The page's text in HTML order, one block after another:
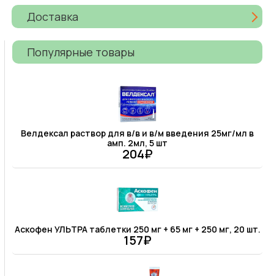
Доставка
Популярные товары
Велдексал раствор для в/в и в/м введения 25мг/мл в
амп. 2мл, 5 шт
204₽
Аскофен УЛЬТРА таблетки 250 мг + 65 мг + 250 мг, 20 шт.
157₽